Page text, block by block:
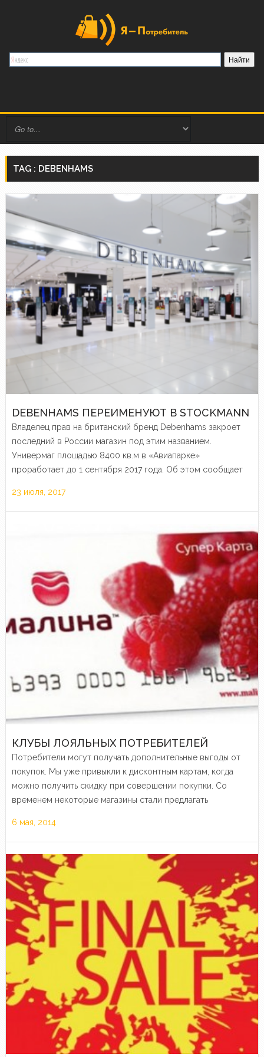
TAG : DEBENHAMS
DEBENHAMS ПЕРЕИМЕНУЮТ В STOCKMANN
Владелец прав на британский бренд Debenhams закроет
последний в России магазин под этим названием.
Универмаг площадью 8400 кв.м в «Авиапарке»
проработает до 1 сентября 2017 года. Об этом сообщает
23 июля, 2017
КЛУБЫ ЛОЯЛЬНЫХ ПОТРЕБИТЕЛЕЙ
Потребители могут получать дополнительные выгоды от
покупок. Мы уже привыкли к дисконтным картам, когда
можно получить скидку при совершении покупки. Со
временем некоторые магазины стали предлагать
конкурсах и розыгрышах призов. А некоторые…
6 мая, 2014